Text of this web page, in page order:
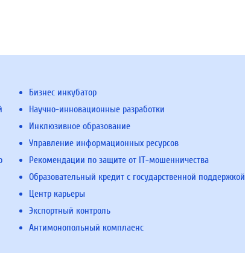
Бизнес инкубатор
Научно-инновационные разработки
Инклюзивное образование
Управление информационных ресурсов
Рекомендации по защите от IT-мошенничества
Образовательный кредит с государственной поддержкой
Центр карьеры
Экспортный контроль
Антимонопольный комплаенс